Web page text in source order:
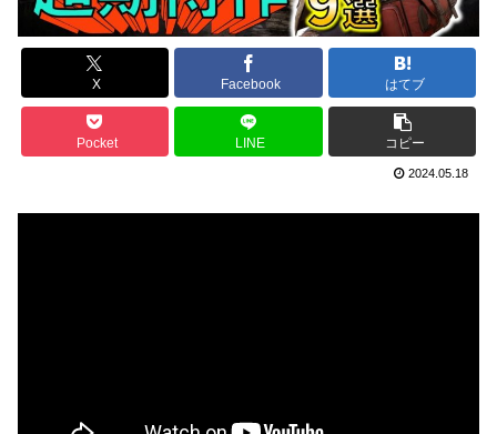
X Facebook はてブ
Pocket LINE コピー
2024.05.18